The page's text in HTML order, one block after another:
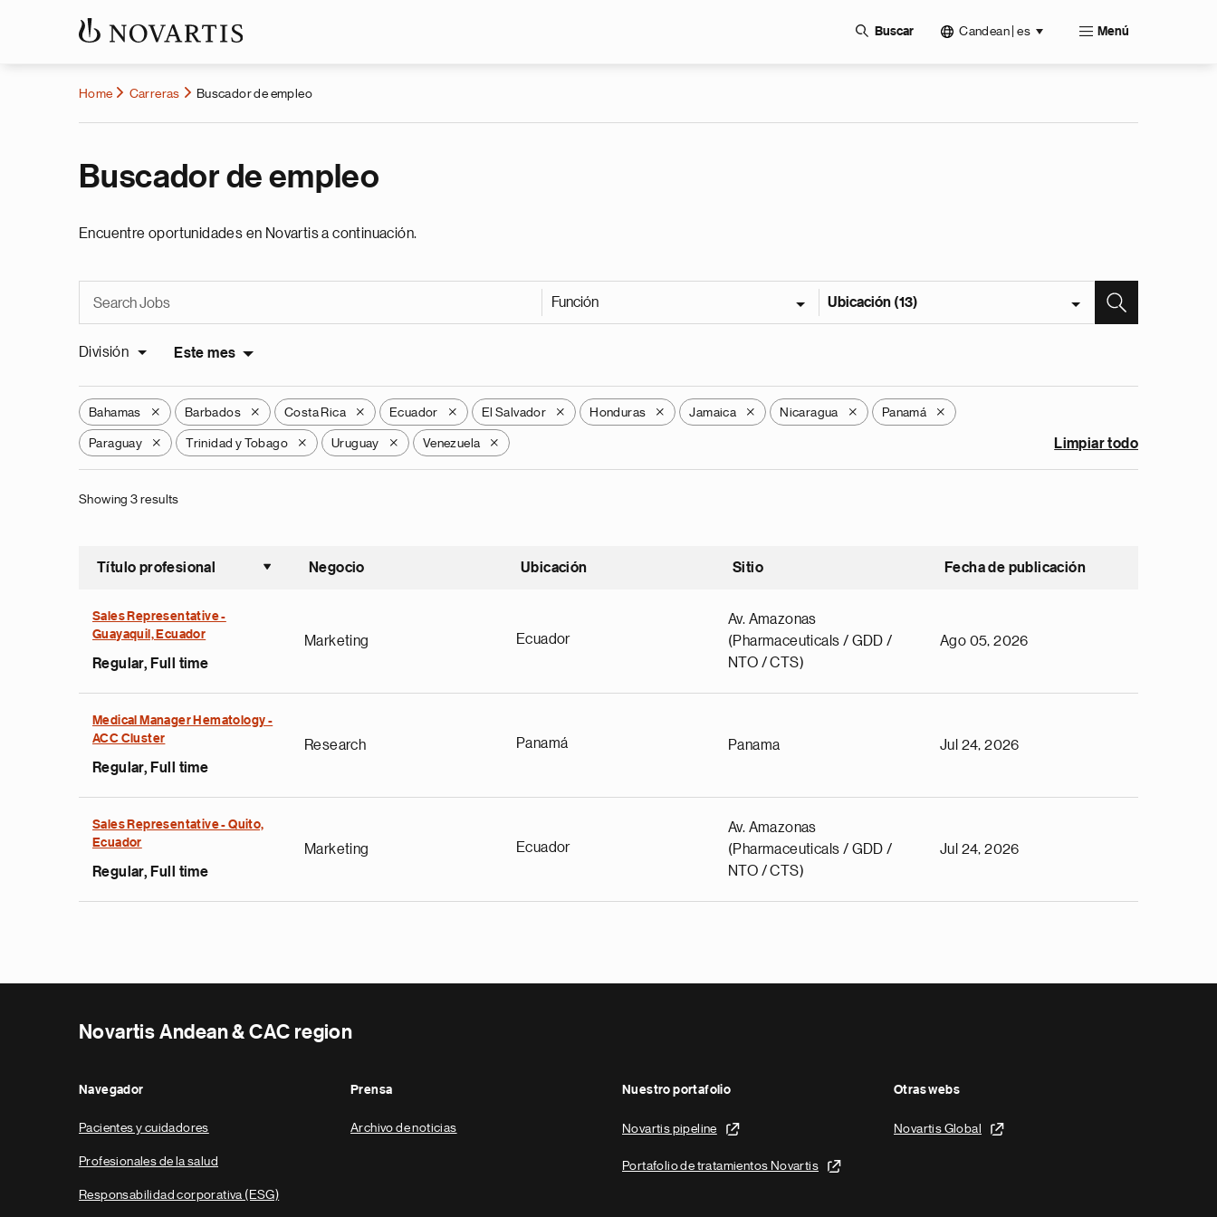
Buscar Candean | es Menú
Home Carreras Buscador de empleo
Buscador de empleo
Encuentre oportunidades en Novartis a continuación.
Función Ubicación (13)
División Este mes
Bahamas X Barbados X Costa Rica X Ecuador X El Salvador X Honduras X Jamaica X Nicaragua X Panamá X
Paraguay X Trinidad y Tobago X Uruguay X Venezuela X Limpiar todo
Showing 3 results
Título profesional
Ordenar ascendente
Negocio Ubicación Sitio Fecha de publicación
Sales Representative -
Guayaquil, Ecuador
Regular, Full time
Marketing Ecuador
Av. Amazonas
(Pharmaceuticals / GDD /
NTO / CTS)
Ago 05, 2026
Medical Manager Hematology -
ACC Cluster
Regular, Full time
Research Panamá Panama Jul 24, 2026
Sales Representative - Quito,
Ecuador
Regular, Full time
Marketing Ecuador
Av. Amazonas
(Pharmaceuticals / GDD /
NTO / CTS)
Jul 24, 2026
Novartis Andean & CAC region
Navegador
Pacientes y cuidadores
Profesionales de la salud
Responsabilidad corporativa (ESG)
Prensa
Archivo de noticias
Nuestro portafolio
Novartis pipeline
Portafolio de tratamientos Novartis
Otras webs
Novartis Global